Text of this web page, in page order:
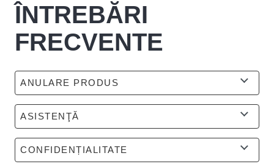
ÎNTREBĂRI
FRECVENTE
ANULARE PRODUS
ASISTENŢĂ
CONFIDENȚIALITATE